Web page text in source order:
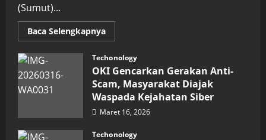
(Sumut)...
Baca SelengkapnyaRead
more
Inovasi
Digital
Keuangan
Sumut
Berbuah
Prestasi,
Raih
Penghargaan
Techonology
OKI Gencarkan Gerakan Anti-
Scam, Masyarakat Diajak
Waspada Kejahatan Siber
Maret 16, 2026
Techonology